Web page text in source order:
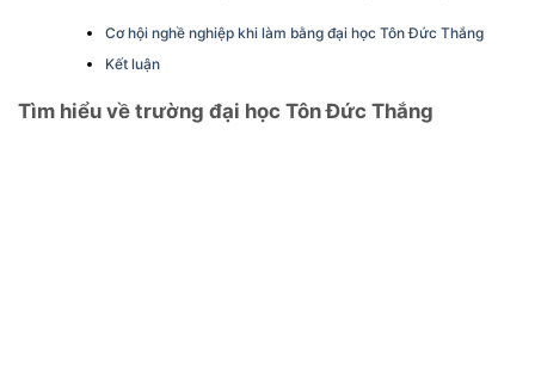
Cơ hội nghề nghiệp khi làm bằng đại học Tôn Đức Thắng
Kết luận
Tìm hiểu về trường đại học Tôn Đức Thắng